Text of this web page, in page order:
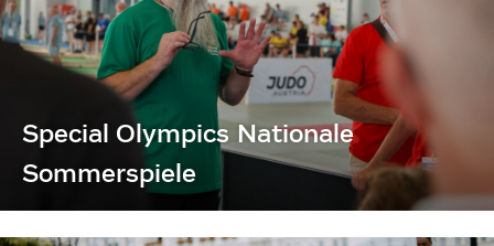
Special Olympics Nationale
Sommerspiele